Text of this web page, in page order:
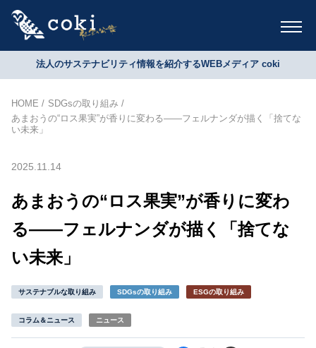
法人のサステナビリティ情報を紹介するWEBメディア coki
HOME
SDGsの取り組み
あまおうの“ロス果実”が香りに変わる――フェルナンダが描く「捨てな
い未来」
2025.11.14
あまおうの“ロス果実”が香りに変わ
る――フェルナンダが描く「捨てな
い未来」
サステナブルな取り組み SDGsの取り組み ESGの取り組み
コラム＆ニュース ニュース